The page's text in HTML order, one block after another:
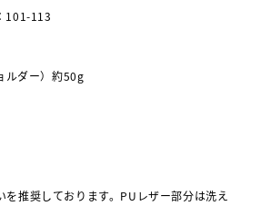
101-113
ルダー）約50g
推奨しております。PUレザー部分は洗え